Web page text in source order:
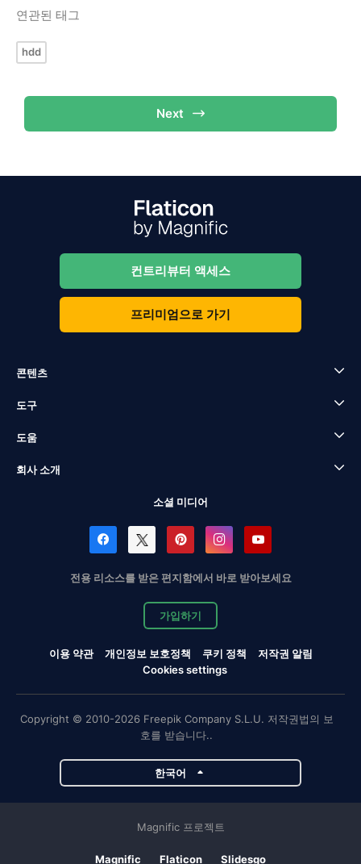
연관된 태그
hdd
Next
컨트리뷰터 액세스
프리미엄으로 가기
콘텐츠
도구
도움
회사 소개
소셜 미디어
전용 리소스를 받은 편지함에서 바로 받아보세요
가입하기
이용 약관 개인정보 보호정책 쿠키 정책
저작권 알림
Cookies settings
Copyright © 2010-2026 Freepik Company S.L.U. 저작권법의 보
호를 받습니다..
한국어
Magnific 프로젝트
Magnific Flaticon Slidesgo